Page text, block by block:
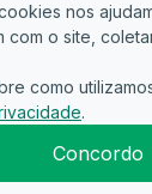
Política
2026
nos
com o site,
como
.
Concordo